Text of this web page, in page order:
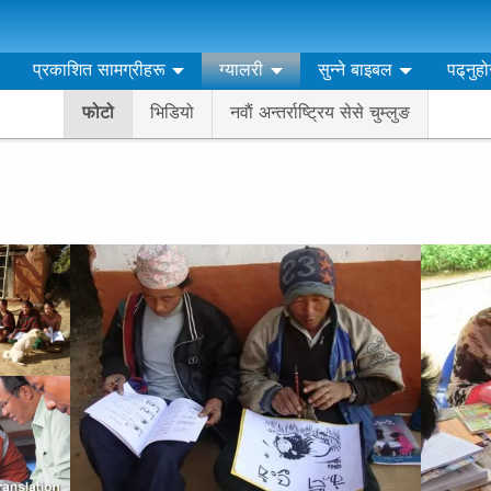
प्रकाशित सामग्रीहरू ग्यालरी
फोटो भिडियो नवाैं अन्तर्राष्ट्रिय सेसे चुम्लुङ
सुन्ने बाइबल